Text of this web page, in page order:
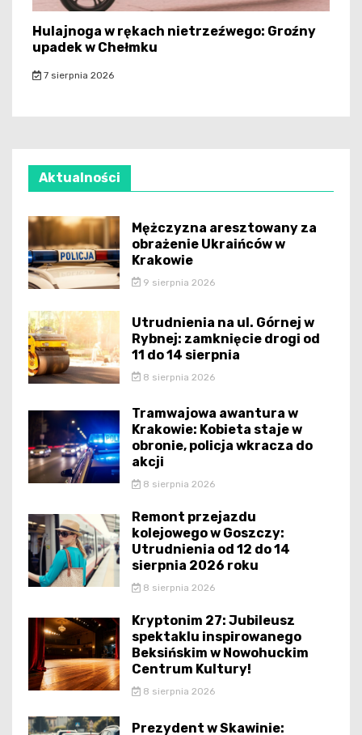
Hulajnoga w rękach nietrzeźwego: Groźny
upadek w Chełmku
7 sierpnia 2026
Aktualności
Mężczyzna aresztowany za
obrażenie Ukraińców w
Krakowie
9 sierpnia 2026
Utrudnienia na ul. Górnej w
Rybnej: zamknięcie drogi od
11 do 14 sierpnia
8 sierpnia 2026
Tramwajowa awantura w
Krakowie: Kobieta staje w
obronie, policja wkracza do
akcji
8 sierpnia 2026
Remont przejazdu
kolejowego w Goszczy:
Utrudnienia od 12 do 14
sierpnia 2026 roku
8 sierpnia 2026
Kryptonim 27: Jubileusz
spektaklu inspirowanego
Beksińskim w Nowohuckim
Centrum Kultury!
8 sierpnia 2026
Prezydent w Skawinie: